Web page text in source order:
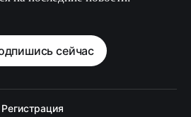
сейчас
Регистрация